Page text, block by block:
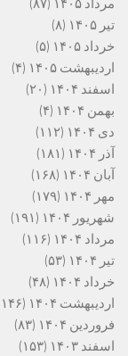
مرداد ۱۴۰۵
(۸۷)
تیر ۱۴۰۵
(۸)
خرداد ۱۴۰۵
(۵)
اردیبهشت ۱۴۰۵
(۴)
اسفند ۱۴۰۴
(۲۰)
بهمن ۱۴۰۴
(۴)
دی ۱۴۰۴
(۱۱۲)
آذر ۱۴۰۴
(۱۸۱)
آبان ۱۴۰۴
(۱۶۸)
مهر ۱۴۰۴
(۱۷۹)
شهریور ۱۴۰۴
(۱۹۱)
مرداد ۱۴۰۴
(۱۱۶)
تیر ۱۴۰۴
(۵۳)
خرداد ۱۴۰۴
(۴۸)
اردیبهشت ۱۴۰۴
(۱۴۶)
فروردین ۱۴۰۴
(۸۳)
اسفند ۱۴۰۳
(۱۵۳)